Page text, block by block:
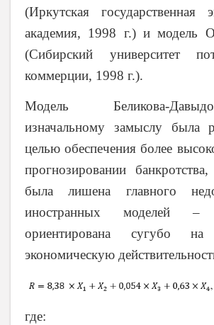
(Иркутская государственная
академия, 1998 г.) и модель
(Сибирский университет
коммерции, 1998 г.).
Модель Беликова-
изначальному замыслу была
целью обеспечения более
прогнозировании
была лишена главного
иностранных моделей
ориентирована сугубо на
экономическую
где: